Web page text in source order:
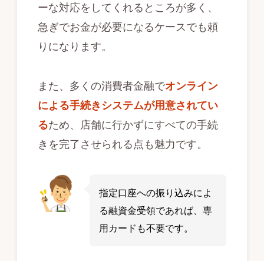
ーな対応をしてくれるところが多く、
急ぎでお金が必要になるケースでも頼
りになります。
また、多くの消費者金融でオンライン
による手続きシステムが用意されてい
るため、店舗に行かずにすべての手続
きを完了させられる点も魅力です。
指定口座への振り込みによ
る融資金受領であれば、専
用カードも不要です。